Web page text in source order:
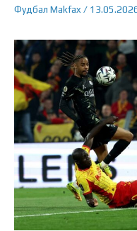
Фудбал Makfax/